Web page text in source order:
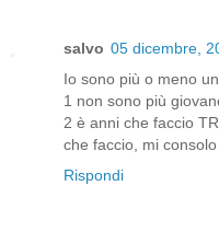
salvo 05 dicembre,
Io sono più o meno
1 non sono più
2 è anni che faccio
che faccio, mi
Rispondi